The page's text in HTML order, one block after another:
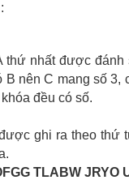
thứ nhất được
B nên C mang số 3,
đều có số.
ghi ra theo thứ
TLABW JRYO